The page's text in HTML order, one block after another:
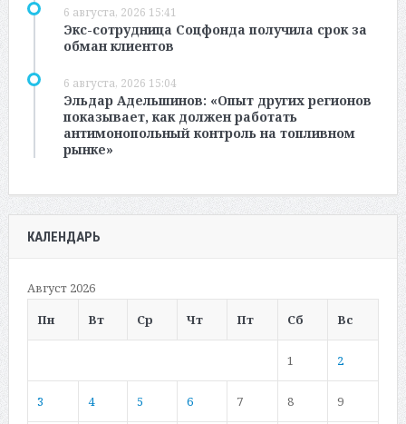
6 августа, 2026 15:41
Экс-сотрудница Соцфонда получила срок за
обман клиентов
6 августа, 2026 15:04
Эльдар Адельшинов: «Опыт других регионов
показывает, как должен работать
антимонопольный контроль на топливном
рынке»
КАЛЕНДАРЬ
Август 2026
Пн
Вт Ср Чт Пт Сб Вс
1 2
3 4 5 6 7 8 9